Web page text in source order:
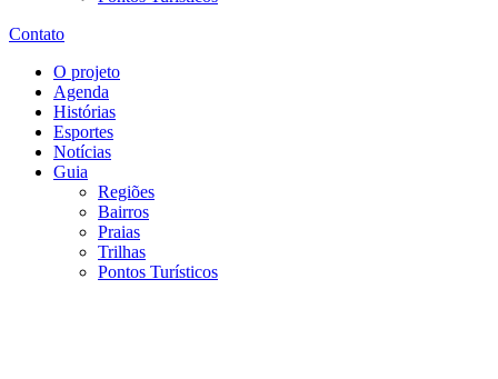
Contato
O projeto
Agenda
Histórias
Esportes
Notícias
Guia
Regiões
Bairros
Praias
Trilhas
Pontos Turísticos